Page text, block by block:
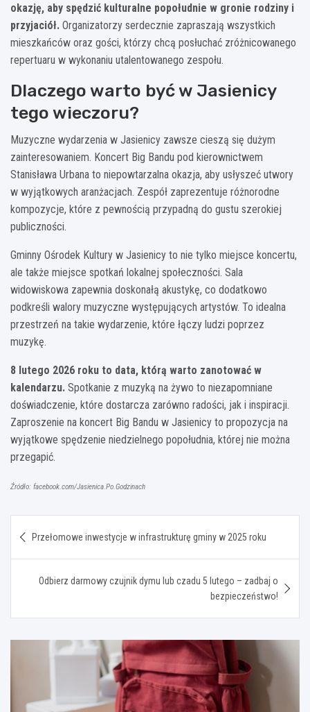
okazję, aby spędzić kulturalne popołudnie w gronie rodziny i
przyjaciół. Organizatorzy serdecznie zapraszają wszystkich
mieszkańców oraz gości, którzy chcą posłuchać zróżnicowanego
repertuaru w wykonaniu utalentowanego zespołu.
Dlaczego warto być w Jasienicy
tego wieczoru?
Muzyczne wydarzenia w Jasienicy zawsze cieszą się dużym
zainteresowaniem. Koncert Big Bandu pod kierownictwem
Stanisława Urbana to niepowtarzalna okazja, aby usłyszeć utwory
w wyjątkowych aranżacjach. Zespół zaprezentuje różnorodne
kompozycje, które z pewnością przypadną do gustu szerokiej
publiczności.
Gminny Ośrodek Kultury w Jasienicy to nie tylko miejsce koncertu,
ale także miejsce spotkań lokalnej społeczności. Sala
widowiskowa zapewnia doskonałą akustykę, co dodatkowo
podkreśli walory muzyczne występujących artystów. To idealna
przestrzeń na takie wydarzenie, które łączy ludzi poprzez
muzykę.
8 lutego 2026 roku to data, którą warto zanotować w
kalendarzu. Spotkanie z muzyką na żywo to niezapomniane
doświadczenie, które dostarcza zarówno radości, jak i inspiracji.
Zaproszenie na koncert Big Bandu w Jasienicy to propozycja na
wyjątkowe spędzenie niedzielnego popołudnia, której nie można
przegapić.
Źródło: facebook.com/Jasienica.Po.Godzinach
wpisu
Przełomowe inwestycje w infrastrukturę gminy w 2025 roku
Odbierz darmowy czujnik dymu lub czadu 5 lutego – zadbaj o
bezpieczeństwo!